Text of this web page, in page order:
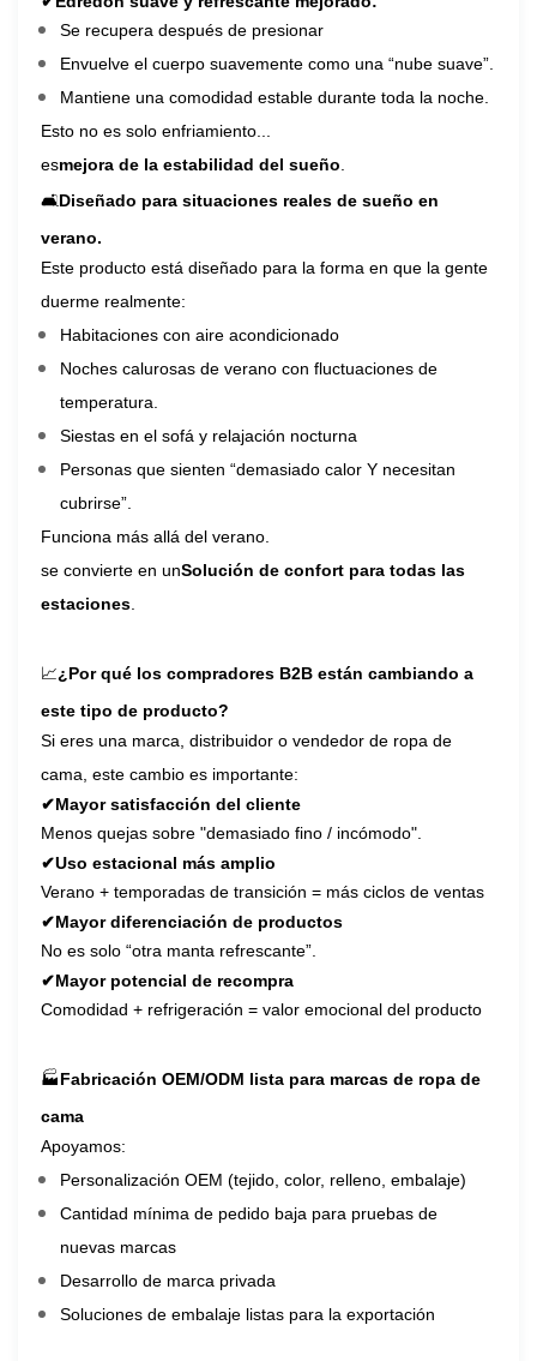
Se recupera después de presionar
Envuelve el cuerpo suavemente como una “nube suave”.
Mantiene una comodidad estable durante toda la noche.
Esto no es solo enfriamiento...
esmejora de la estabilidad del sueño
🛋Diseñado para situaciones reales de sueño en
verano.
Este producto está diseñado para la forma en que la gente
duerme realmente:
Habitaciones con aire acondicionado
Noches calurosas de verano con fluctuaciones de
temperatura.
Siestas en el sofá y relajación nocturna
Personas que sienten “demasiado calor Y necesitan
cubrirse”.
Funciona más allá del verano.
se convierte en unSolución de confort para todas las
estaciones
📈¿Por qué los compradores B2B están cambiando a
este tipo de producto?
Si eres una marca, distribuidor o vendedor de ropa de
cama, este cambio es importante:
✔Mayor satisfacción del cliente
Menos quejas sobre "demasiado fino / incómodo".
✔Uso estacional más amplio
Verano + temporadas de transición = más ciclos de ventas
✔Mayor diferenciación de productos
No es solo “otra manta refrescante”.
✔Mayor potencial de recompra
Comodidad + refrigeración = valor emocional del producto
🏭Fabricación OEM/ODM lista para marcas de ropa de
cama
Apoyamos:
Personalización OEM (tejido, color, relleno, embalaje)
Cantidad mínima de pedido baja para pruebas de
nuevas marcas
Desarrollo de marca privada
Soluciones de embalaje listas para la exportación